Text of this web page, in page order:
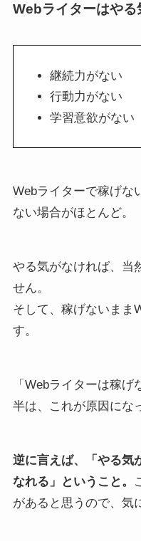
Webライターはや
継続力がない
行動力がない
学習意欲がない
Webライターで稼げな
ない場合がほとんど。
やる気がなければ、当
せん。
そして、稼げないまま
す。
「Webライターは稼
半は、これが原因にな
逆に言えば、
「やる
なれる」ということ。
があると思うので、気